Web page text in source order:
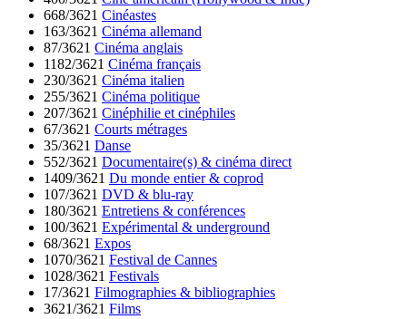
668/3621 Cinéastes
163/3621 Cinéma allemand
87/3621 Cinéma anglais
1182/3621 Cinéma français
230/3621 Cinéma italien
255/3621 Cinéma politique
207/3621 Cinéphilie et cinéphiles
67/3621 Courts métrages
35/3621 Danse
552/3621 Documentaire(s) & cinéma direct
1409/3621 Du monde entier & coprod
107/3621 DVD & blu-ray
180/3621 Entretiens & conférences
100/3621 Expérimental & underground
68/3621 Expos
1070/3621 Festival de Cannes
1028/3621 Festivals
17/3621 Filmographies & bibliographies
3621/3621 Films